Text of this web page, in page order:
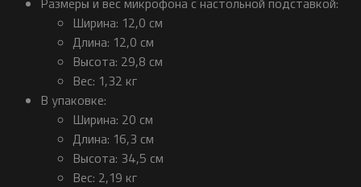
Ширина: 12,0 см
Длина: 12,0 см
Высота: 29,8 см
Вес: 1,32 кг
В упаковке:
Ширина: 20 см
Длина: 16,3 см
Высота: 34,5 см
Вес: 2,19 кг